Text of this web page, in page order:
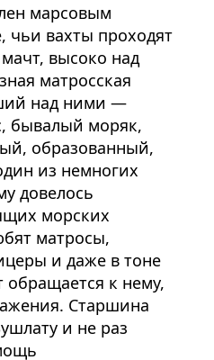
марсовым
чьи вахты проходят
высоко над
матросская
над ними —
бывалый моряк,
образованный,
из немногих
довелось
морских
матросы,
и даже в тоне
обращается к нему,
Старшина
и не раз